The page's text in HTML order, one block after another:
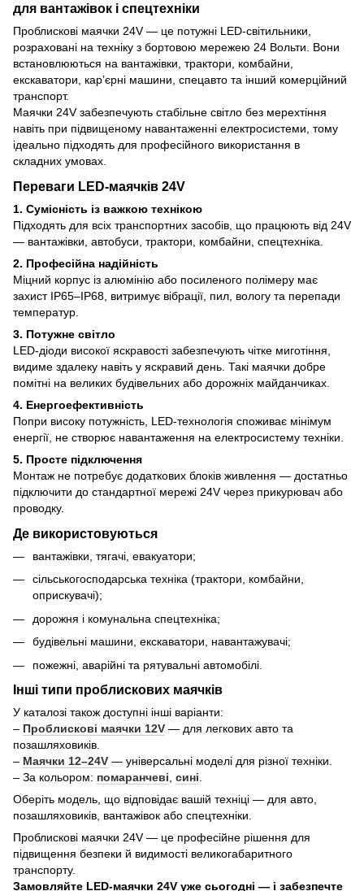
для вантажівок і спецтехніки
Проблискові маячки 24V — це потужні LED-світильники,
розраховані на техніку з бортовою мережею 24 Вольти. Вони
встановлюються на вантажівки, трактори, комбайни,
екскаватори, кар’єрні машини, спецавто та інший комерційний
транспорт.
Маячки 24V забезпечують стабільне світло без мерехтіння
навіть при підвищеному навантаженні електросистеми, тому
ідеально підходять для професійного використання в
складних умовах.
Переваги LED-маячків 24V
1. Сумісність із важкою технікою
Підходять для всіх транспортних засобів, що працюють від 24V
— вантажівки, автобуси, трактори, комбайни, спецтехніка.
2. Професійна надійність
Міцний корпус із алюмінію або посиленого полімеру має
захист IP65–IP68, витримує вібрації, пил, вологу та перепади
температур.
3. Потужне світло
LED-діоди високої яскравості забезпечують чітке миготіння,
видиме здалеку навіть у яскравий день. Такі маячки добре
помітні на великих будівельних або дорожніх майданчиках.
4. Енергоефективність
Попри високу потужність, LED-технологія споживає мінімум
енергії, не створює навантаження на електросистему техніки.
5. Просте підключення
Монтаж не потребує додаткових блоків живлення — достатньо
підключити до стандартної мережі 24V через прикурювач або
проводку.
Де використовуються
вантажівки, тягачі, евакуатори;
сільськогосподарська техніка (трактори, комбайни,
оприскувачі);
дорожня і комунальна спецтехніка;
будівельні машини, екскаватори, навантажувачі;
пожежні, аварійні та рятувальні автомобілі.
Інші типи проблискових маячків
У каталозі також доступні інші варіанти:
– Проблискові маячки 12V — для легкових авто та
позашляховиків.
– Маячки 12–24V — універсальні моделі для різної техніки.
– За кольором: помаранчеві, сині.
Оберіть модель, що відповідає вашій техніці — для авто,
позашляховиків, вантажівок або спецтехніки.
Проблискові маячки 24V — це професійне рішення для
підвищення безпеки й видимості великогабаритного
транспорту.
Замовляйте LED-маячки 24V уже сьогодні — і забезпечте